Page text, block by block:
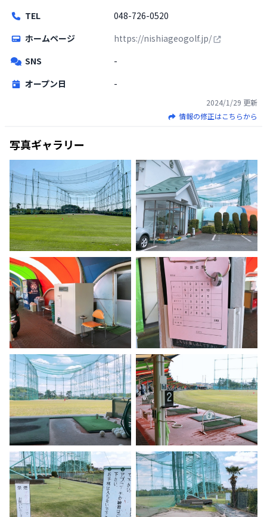
TEL
048-726-0520
ホームページ
https://nishiageogolf.jp/
SNS
-
オープン日
-
2024/1/29 更新
情報の修正はこちらから
写真ギャラリー